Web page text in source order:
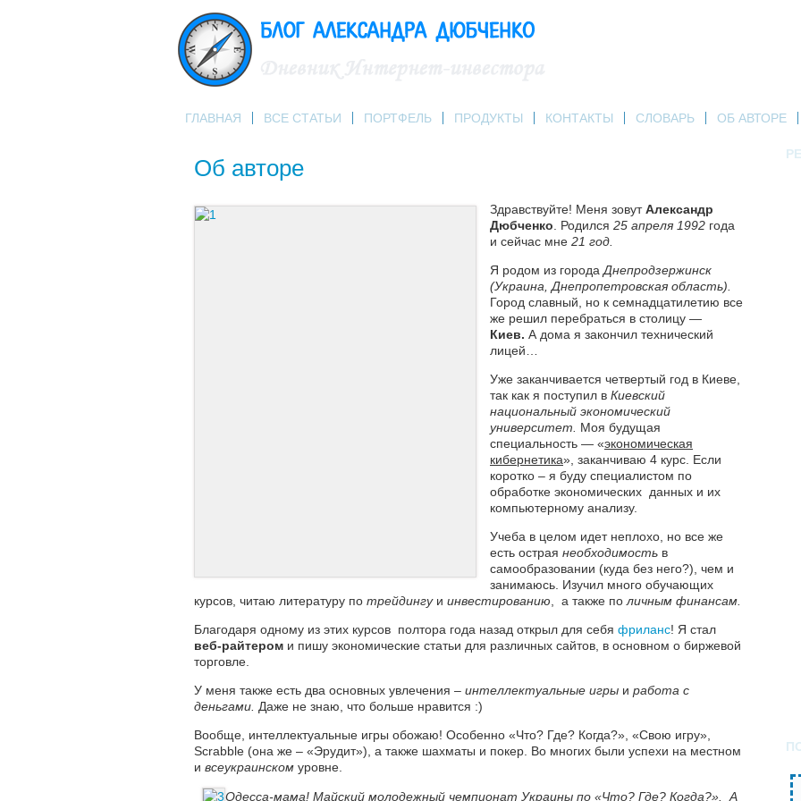
ГЛАВНАЯ ВСЕ СТАТЬИ ПОРТФЕЛЬ ПРОДУКТЫ КОНТАКТЫ СЛОВАРЬ ОБ АВТОРЕ
Об авторе
Здравствуйте! Меня зовутАлександр
Дюбченко . Родился 25 апреля 1992 года
и сейчас мне 21 год.
Я родом из города Днепродзержинск
(Украина, Днепропетровская область).
Город славный, но к семнадцатилетию все
же решил перебраться в столицу —
Киев. А дома я закончил технический
лицей…
Уже заканчивается четвертый год в Киеве,
так как я поступил в Киевский
национальный экономический
университет.
Моя будущая
специальность — «экономическая
кибернетика», заканчиваю 4 курс. Если
коротко – я буду специалистом по
обработке экономических данных и их
компьютерному анализу.
Учеба в целом идет неплохо, но все же
есть острая необходимость в
самообразовании (куда без него?), чем и
занимаюсь. Изучил много обучающих
курсов, читаю литературу по трейдингуи инвестированию , а также по личным финансам.
Благодаря одному из этих курсов полтора года назад открыл для себя фриланс! Я стал
веб-райтером и пишу экономические статьи для различных сайтов, в основном о биржевой
торговле.
У меня также есть два основных увлечения – интеллектуальные игры и работа с
деньгами. Даже не знаю, что больше нравится :)
Вообще, интеллектуальные игры обожаю! Особенно «Что? Где? Когда?», «Свою игру»,
Scrabble (она же – «Эрудит»), а также шахматы и покер. Во многих были успехи на местном
и всеукраинском уровне.
Одесса-мама! Майский молодежный чемпионат Украины по «Что? Где? Когда?». А